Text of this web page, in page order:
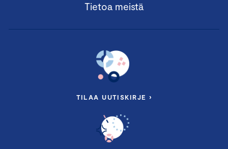
Tietoa meistä
TILAA UUTISKIRJE ›